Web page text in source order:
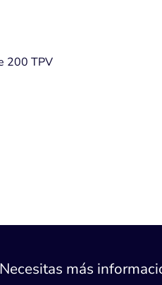
200 TPV
más